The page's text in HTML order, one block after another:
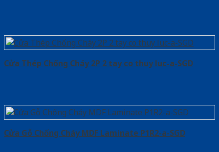
Cửa Thép Chống Cháy 2P 2 tay co thuy luc-a-SGD
Cửa Gỗ Chống Cháy MDF Laminate P1R2-a-SGD